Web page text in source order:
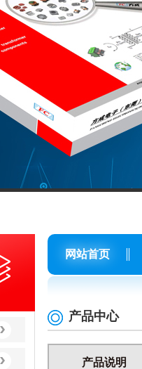
网站首页
产品说明
产品中心